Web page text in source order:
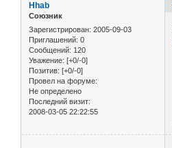
Hhab
Союзник
Зарегистрирован: 2005-09-03
Приглашений: 0
Сообщений: 120
Уважение: [+0/-0]
Позитив: [+0/-0]
Провел на форуме:
Не определено
Последний визит:
2008-03-05 22:22:55